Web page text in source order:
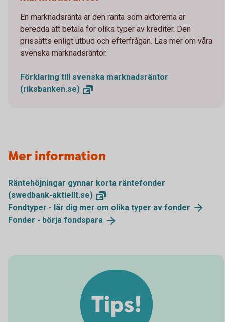
En marknadsränta är den ränta som aktörerna är
beredda att betala för olika typer av krediter. Den
prissätts enligt utbud och efterfrågan. Läs mer om våra
svenska marknadsräntor.
Förklaring till svenska marknadsräntor
(riksbanken.se)
Mer information
Räntehöjningar gynnar korta räntefonder
(swedbank-aktiellt.se)
Fondtyper - lär dig mer om olika typer av fonder
Fonder - börja fondspara
Tips!